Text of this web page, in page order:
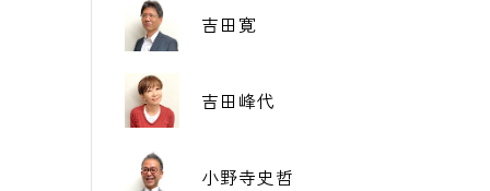
吉田寛
吉田峰代
小野寺史哲